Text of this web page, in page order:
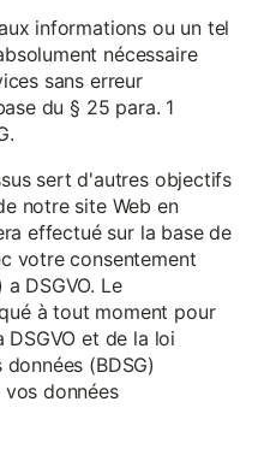
informations ou un tel
nécessaire
sans erreur
du § 25 para. 1
sert d'autres objectifs
notre site Web en
effectué sur la base de
votre consentement
DSGVO. Le
à tout moment pour
et de la loi
(BDSG)
données